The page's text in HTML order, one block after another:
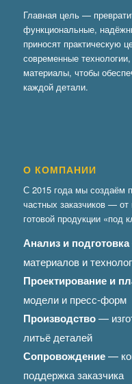
Главная цель —
функциональные,
приносят практическую
современные
материалы, чтобы
каждой детали.
О КОМПАНИИ
С 2015 года мы создаём
частных заказчиков —
готовой продукции «под
Анализ и подготовка
материалов и
Проектирование и
модели и пресс-форм
Производство—
литьё деталей
Сопровождение—
поддержка заказчика